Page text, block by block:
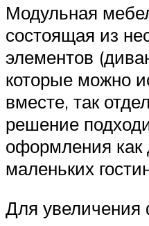
Модульная
состоящая из
элементов
которые можно
вместе, так
решение
оформления как
маленьких
Для увеличения